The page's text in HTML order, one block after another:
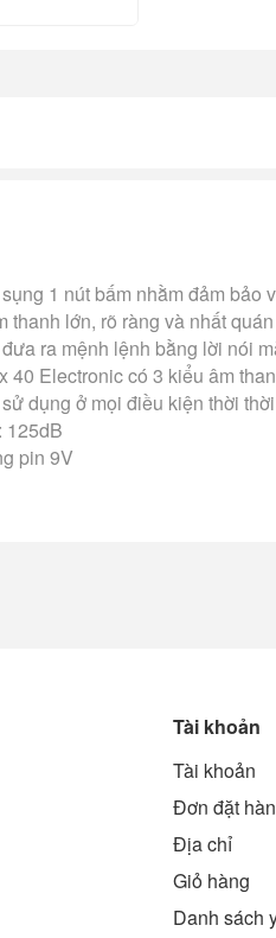
1 nút bấm nhằm đảm bảo
thanh lớn, rõ ràng và nhất
ra mệnh lệnh bằng lời nói
40 Electronic có 3 kiểu âm
dụng ở mọi điều kiện thời
pin 9V
Tài khoản
Tài khoản
Đơn đặt
Địa chỉ
Giỏ hàng
Danh sách